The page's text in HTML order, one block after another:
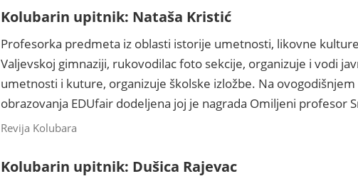
Kolubarin upitnik: Nataša Kristić
Profesorka predmeta iz oblasti istorije umetnosti, likovne
Valjevskoj gimnaziji, rukovodilac foto sekcije, organizuje i vodi
umetnosti i kuture, organizuje školske izložbe. Na
obrazovanja EDUfair dodeljena joj je nagrada Omiljeni profesor
Revija Kolubara
Kolubarin upitnik: Dušica Rajevac